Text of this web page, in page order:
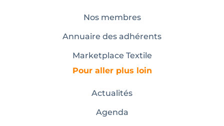
Nos membres
Annuaire des adhérents
Marketplace Textile
Pour aller plus loin
Actualités
Agenda